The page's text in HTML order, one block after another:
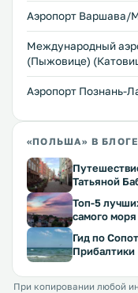
Аэропорт Варшава/
Международный
(Пыжовице)
Аэропорт Познань-
«ПОЛЬША» В БЛОГЕ
Татьяной
Топ-5
самого
Гид по
Прибалтики
При копировании любой